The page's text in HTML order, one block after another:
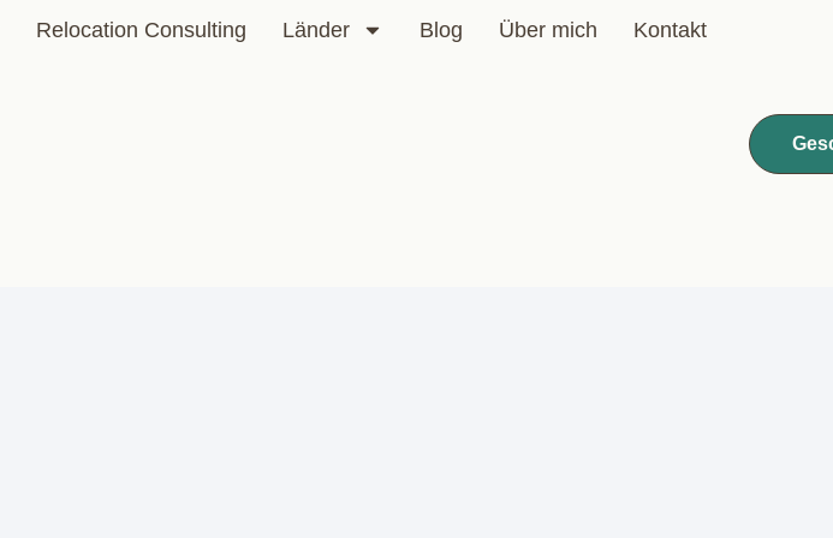
Relocation Consulting Länder Blog Über mich Kontakt